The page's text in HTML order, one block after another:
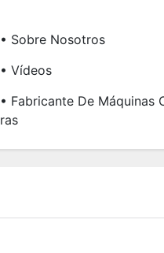
• Sobre Nosotros
• Vídeos
• Fabricante De Máquinas
Ras